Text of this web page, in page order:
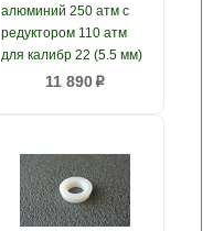
алюминий 250 атм с
редуктором 110 атм
для калибр 22 (5.5 мм)
11 890 p